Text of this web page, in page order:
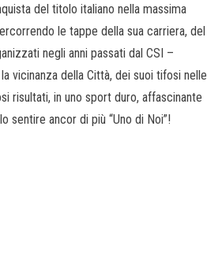
del titolo italiano nella massima
le tappe della sua carriera, del
negli anni passati dal CSI –
vicinanza della Città, dei suoi tifosi nelle
risultati, in uno sport duro, affascinante
sentire ancor di più “Uno di Noi”!